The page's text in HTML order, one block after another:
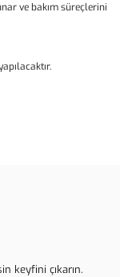
ve bakım süreçlerini
keyfini çıkarın.